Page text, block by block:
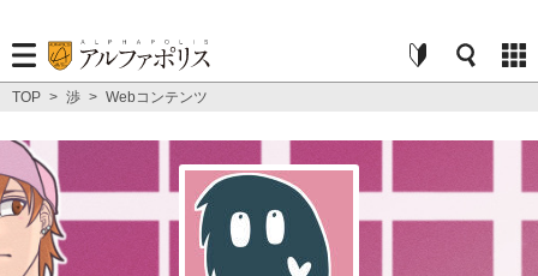
TOP > 渉 > Webコンテンツ